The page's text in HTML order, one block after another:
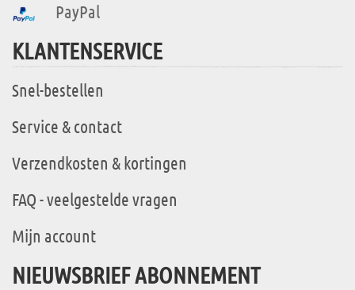
PayPal
KLANTENSERVICE
Snel-bestellen
Service & contact
Verzendkosten & kortingen
FAQ - veelgestelde vragen
Mijn account
NIEUWSBRIEF ABONNEMENT